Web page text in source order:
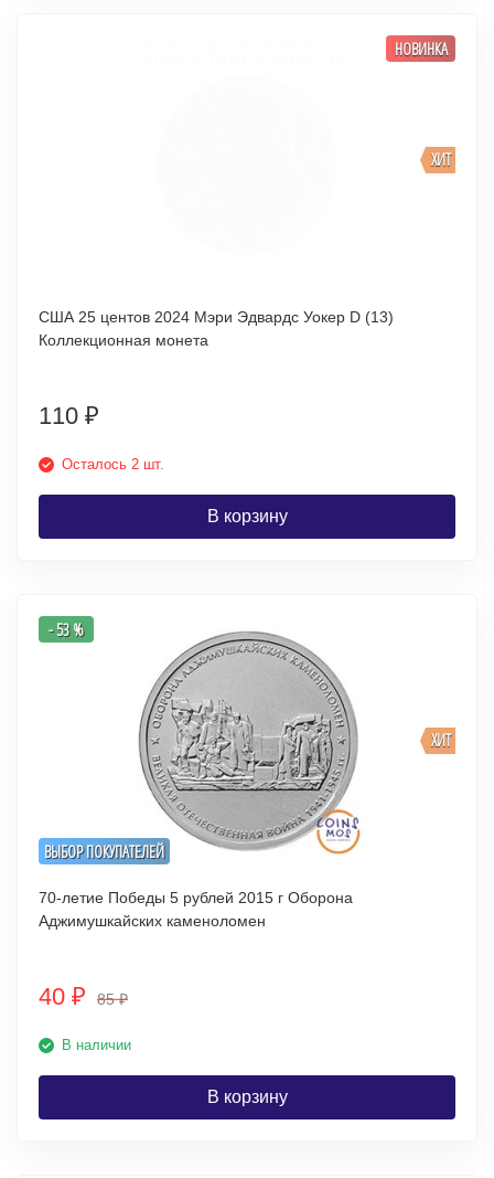
ХИТ
НОВИНКА
США 25 центов 2024 Мэри Эдвардс Уокер D (13)
Коллекционная монета
110 ₽
Осталось 2 шт.
В корзину
ВЫБОР ПОКУПАТЕЛЕЙ
ХИТ
- 53 %
70-летие Победы 5 рублей 2015 г Оборона
Аджимушкайских каменоломен
40 ₽ 85₽
В наличии
В корзину